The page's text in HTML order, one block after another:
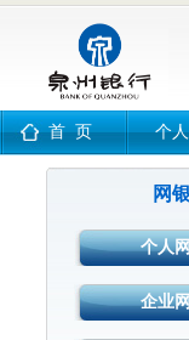
个
首 页
网